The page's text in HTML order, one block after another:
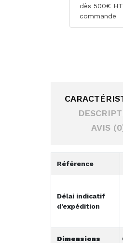
dès 500€
commande
AVIS
Référence
Délai indicatif
d’expédition
Dimensions